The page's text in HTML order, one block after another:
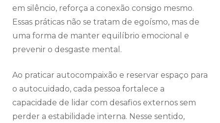
em silêncio, reforça a conexão consigo mesmo.
Essas práticas não se tratam de egoísmo, mas de
uma forma de manter equilíbrio emocional e
prevenir o desgaste mental.
Ao praticar autocompaixão e reservar espaço para
o autocuidado, cada pessoa fortalece a
capacidade de lidar com desafios externos sem
perder a estabilidade interna. Nesse sentido,